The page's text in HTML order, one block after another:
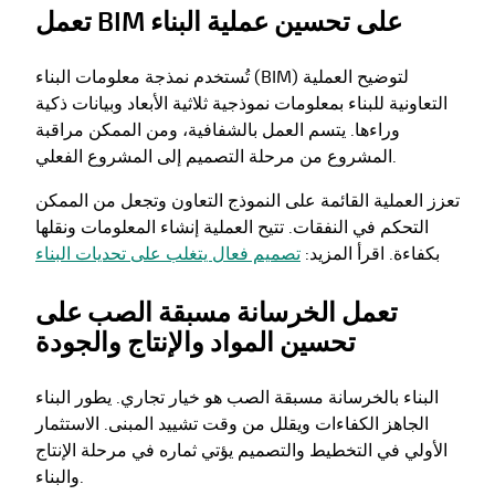
تعمل BIM على تحسين عملية البناء
تُستخدم نمذجة معلومات البناء (BIM) لتوضيح العملية
التعاونية للبناء بمعلومات نموذجية ثلاثية الأبعاد وبيانات ذكية
وراءها. يتسم العمل بالشفافية، ومن الممكن مراقبة
المشروع من مرحلة التصميم إلى المشروع الفعلي.
تعزز العملية القائمة على النموذج التعاون وتجعل من الممكن
التحكم في النفقات. تتيح العملية إنشاء المعلومات ونقلها
بكفاءة. اقرأ المزيد: تصميم فعال يتغلب على تحديات البناء
تعمل الخرسانة مسبقة الصب على
تحسين المواد والإنتاج والجودة
البناء بالخرسانة مسبقة الصب هو خيار تجاري. يطور البناء
الجاهز الكفاءات ويقلل من وقت تشييد المبنى. الاستثمار
الأولي في التخطيط والتصميم يؤتي ثماره في مرحلة الإنتاج
والبناء.